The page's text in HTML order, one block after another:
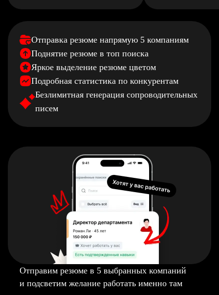
Отправка резюме напрямую 5 компаниям
Поднятие резюме в топ поиска
Яркое выделение резюме цветом
Подробная статистика по конкурентам
Безлимитная генерация сопроводительных
писем
Отправим резюме в 5 выбранных компаний
и подсветим желание работать именно там